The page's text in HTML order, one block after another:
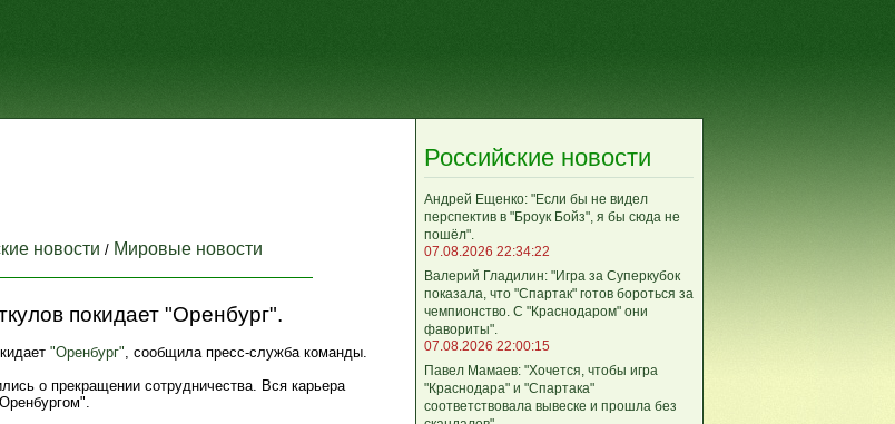
новости / Мировые новости
покидает "Оренбург".
"Оренбург", сообщила пресс-служба команды.
о прекращении сотрудничества. Вся карьера
Российские новости
Андрей Ещенко: "Если бы не видел
перспектив в "Броук Бойз", я бы сюда не
пошёл".
07.08.2026 22:34:22
Валерий Гладилин: "Игра за Суперкубок
показала, что "Спартак" готов бороться за
чемпионство. С "Краснодаром" они
фавориты".
07.08.2026 22:00:15
Павел Мамаев: "Хочется, чтобы игра
"Краснодара" и "Спартака"
соответствовала вывеске и прошла без